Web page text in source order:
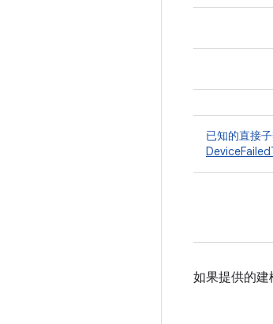
已知的直接
如果提供的建